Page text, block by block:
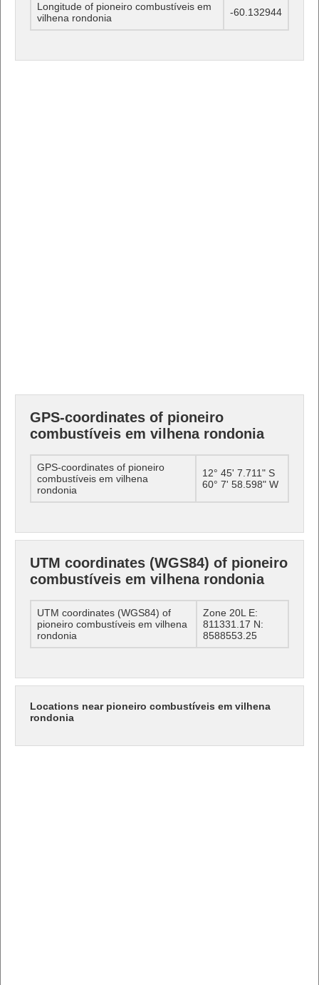
Longitude of pioneiro combustíveis em
vilhena rondonia
-60.132944
GPS-coordinates of pioneiro
combustíveis em vilhena rondonia
GPS-coordinates of pioneiro
combustíveis em vilhena
rondonia
12° 45' 7.711" S
60° 7' 58.598" W
UTM coordinates (WGS84) of pioneiro
combustíveis em vilhena rondonia
UTM coordinates (WGS84) of
pioneiro combustíveis em vilhena
rondonia
Zone 20L E:
811331.17 N:
8588553.25
Locations near pioneiro combustíveis em vilhena
rondonia